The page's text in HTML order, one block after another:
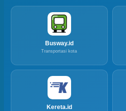
Busway.id
Transportasi kota
Kereta.id